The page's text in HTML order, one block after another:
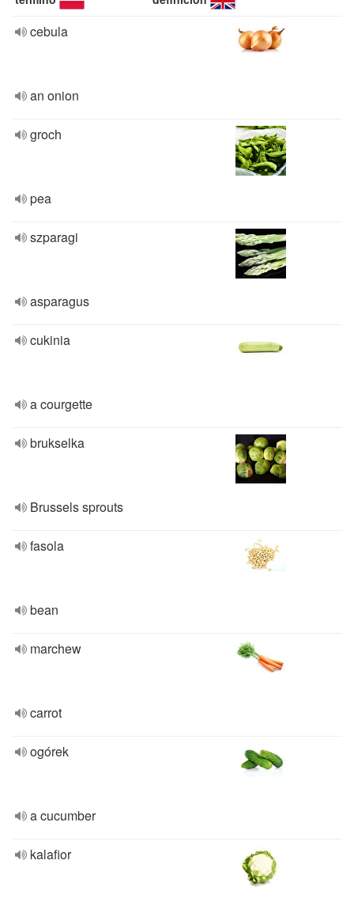
cebula
an onion
groch
pea
szparagi
asparagus
cukinia
a courgette
brukselka
Brussels sprouts
fasola
bean
marchew
carrot
ogórek
a cucumber
kalafior